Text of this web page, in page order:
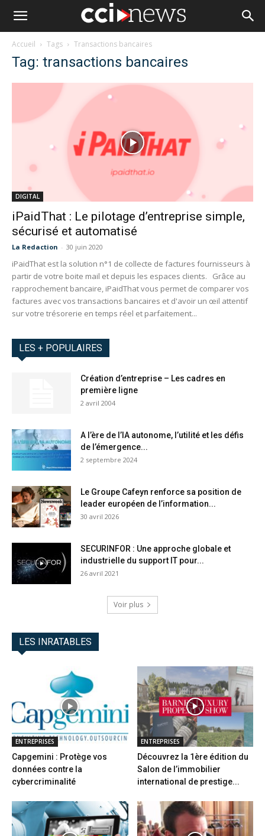
Accueil Tags Transactions bancaires
Tag: transactions bancaires
DIGITAL
iPaidThat : Le pilotage d’entreprise simple,
sécurisé et automatisé
La Redaction - 30 juin 2020
iPaidThat est la solution n°1 de collecte de factures fournisseurs à
partir de votre boite mail et depuis les espaces clients. Grâce au
rapprochement bancaire, iPaidThat vous permet de comparer vos
factures avec vos transactions bancaires et d'avoir un œil attentif
sur votre trésorerie en temps réel et parfaitement...
LES + POPULAIRES
Création d’entreprise – Les cadres en
première ligne
2 avril 2004
A l’ère de l’IA autonome, l’utilité et les défis
de l’émergence...
2 septembre 2024
Le Groupe Cafeyn renforce sa position de
leader européen de l’information...
30 avril 2026
SECURINFOR : Une approche globale et
industrielle du support IT pour...
26 avril 2021
Voir plus
LES INRATABLES
ENTREPRISES
Capgemini : Protège vos
données contre la
cybercriminalité
ENTREPRISES
Découvrez la 1ère édition du
Salon de l’immobilier
international de prestige...